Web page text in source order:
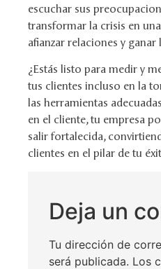
escuchar sus
transformar la crisis en
afianzar relaciones y
¿Estás listo para medir y
tus clientes incluso en la
las herramientas
en el cliente, tu empresa
salir fortalecida,
clientes en el pilar de tu
Deja un
Tu dirección de
será publicada. Los